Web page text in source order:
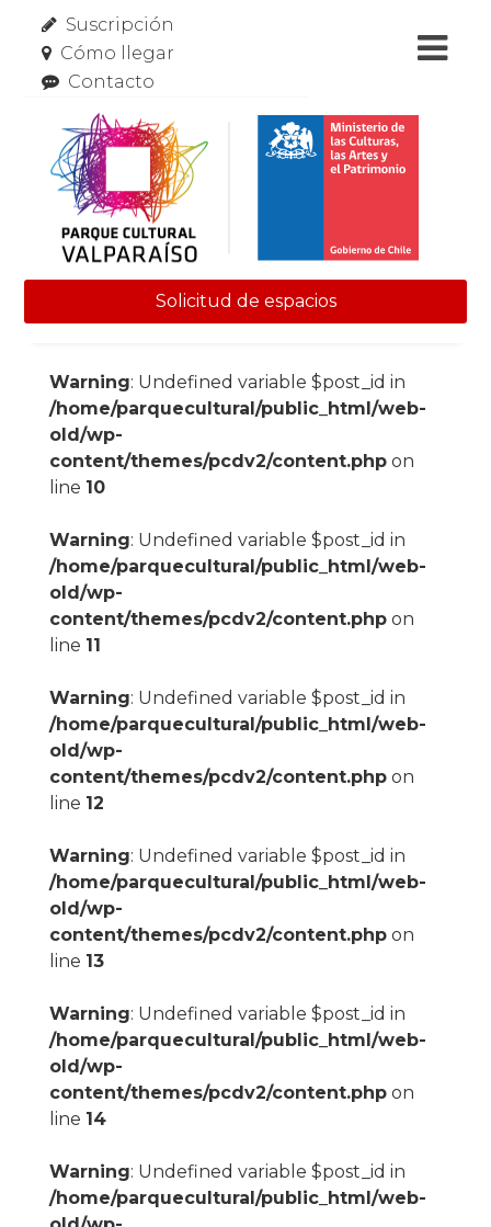
Suscripción
Cómo llegar
Contacto
Solicitud de espacios
Warning: Undefined variable $post_id in
/home/parquecultural/public_html/web-
old/wp-
content/themes/pcdv2/content.phpon
line 10
Warning: Undefined variable $post_id in
/home/parquecultural/public_html/web-
old/wp-
content/themes/pcdv2/content.phpon
line 11
Warning: Undefined variable $post_id in
/home/parquecultural/public_html/web-
old/wp-
content/themes/pcdv2/content.phpon
line 12
Warning: Undefined variable $post_id in
/home/parquecultural/public_html/web-
old/wp-
content/themes/pcdv2/content.phpon
line 13
Warning: Undefined variable $post_id in
/home/parquecultural/public_html/web-
old/wp-
content/themes/pcdv2/content.phpon
line 14
Warning: Undefined variable $post_id in
/home/parquecultural/public_html/web-